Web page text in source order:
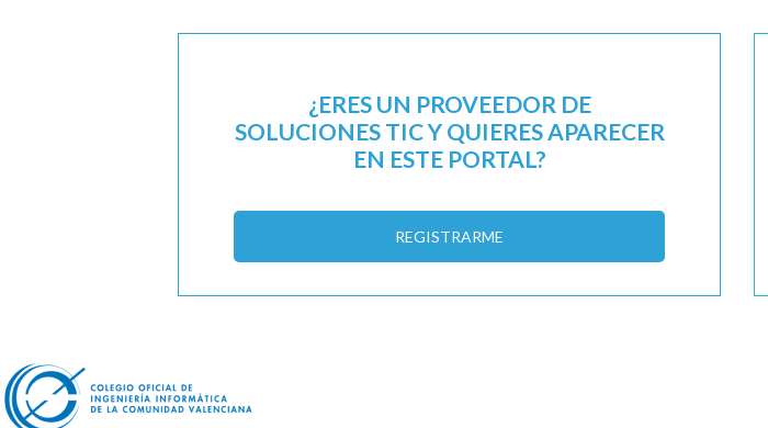
¿ERES UN PROVEEDOR DE
SOLUCIONES TIC Y QUIERES APARECER
EN ESTE PORTAL?
REGISTRARME